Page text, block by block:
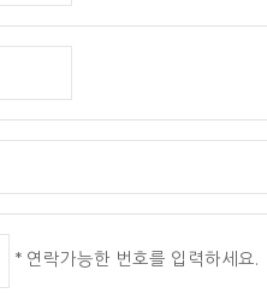
다. 파기절차 및 방법은 다음과 같
제
* 연락가능한 번호를 입력하세요.